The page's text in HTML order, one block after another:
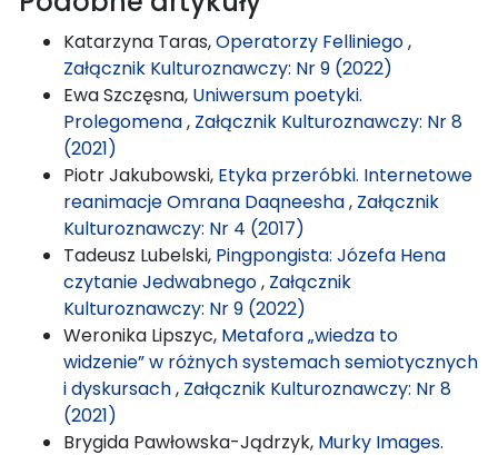
Katarzyna Taras,Operatorzy Felliniego,
Załącznik Kulturoznawczy: Nr 9 (2022)
Ewa Szczęsna, Uniwersum poetyki.
Prolegomena, Załącznik Kulturoznawczy: Nr 8
(2021)
Piotr Jakubowski, Etyka przeróbki. Internetowe
reanimacje Omrana Daqneesha, Załącznik
Kulturoznawczy: Nr 4 (2017)
Tadeusz Lubelski, Pingpongista: Józefa Hena
czytanie Jedwabnego, Załącznik
Kulturoznawczy: Nr 9 (2022)
Weronika Lipszyc, Metafora „wiedza to
widzenie” w różnych systemach semiotycznych
i dyskursach, Załącznik Kulturoznawczy: Nr 8
(2021)
Brygida Pawłowska-Jądrzyk, Murky Images.